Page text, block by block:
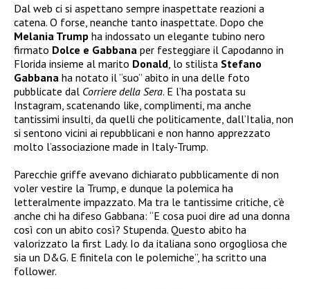
Dal web ci si aspettano sempre inaspettate reazioni a
catena. O forse, neanche tanto inaspettate. Dopo che
Melania Trump ha indossato un elegante tubino nero
firmato Dolce e Gabbana per festeggiare il Capodanno in
Florida insieme al marito Donald , lo stilista Stefano
Gabbana ha notato il “suo” abito in una delle foto
pubblicate dal Corriere della Sera. E l’ha postata su
Instagram, scatenando like, complimenti, ma anche
tantissimi insulti, da quelli che politicamente, dall’Italia, non
si sentono vicini ai repubblicani e non hanno apprezzato
molto l’associazione made in Italy-Trump.
Parecchie griffe avevano dichiarato pubblicamente di non
voler vestire la Trump, e dunque la polemica ha
letteralmente impazzato. Ma tra le tantissime critiche, c’è
anche chi ha difeso Gabbana: “E cosa puoi dire ad una donna
così con un abito così? Stupenda. Questo abito ha
valorizzato la first Lady. Io da italiana sono orgogliosa che
sia un D&G. E finitela con le polemiche”, ha scritto una
follower.